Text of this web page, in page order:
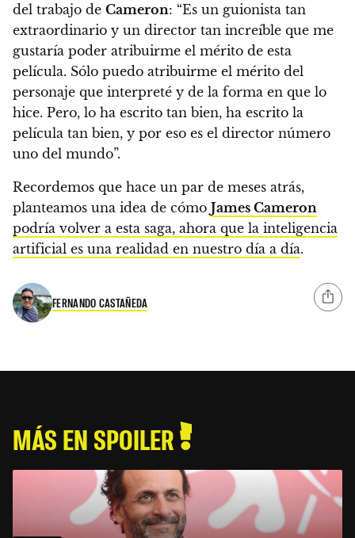
del trabajo de Cameron: “Es un guionista tan
extraordinario y un director tan increíble que me
gustaría poder atribuirme el mérito de esta
película. Sólo puedo atribuirme el mérito del
personaje que interpreté y de la forma en que lo
hice. Pero, lo ha escrito tan bien, ha escrito la
película tan bien, y por eso es el director número
uno del mundo”.
Recordemos que hace un par de meses atrás,
planteamos una idea de cómo James Cameron
podría volver a esta saga, ahora que la inteligencia
artificial es una realidad en nuestro día a día.
FERNANDO CASTAÑEDA
MÁS EN SPOILER